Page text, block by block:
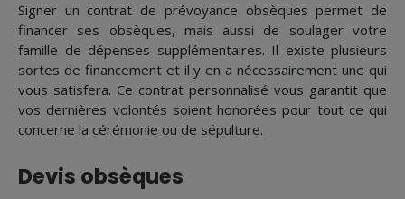
Signer un contrat de prévoyance obsèques permet de
financer ses obsèques, mais aussi de soulager votre
famille de dépenses supplémentaires. Il existe plusieurs
sortes de financement et il y en a nécessairement une qui
vous satisfera. Ce contrat personnalisé vous garantit que
vos dernières volontés soient honorées pour tout ce qui
concerne la cérémonie ou de sépulture.
Devis obsèques